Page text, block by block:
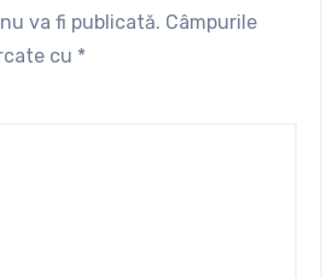
va fi publicată. Câmpurile
cu *